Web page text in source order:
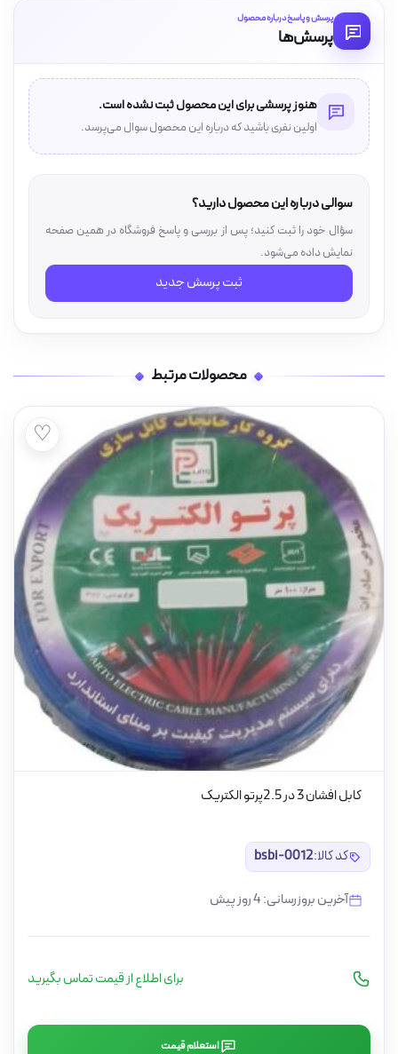
پرسش و پاسخ درباره محصول
پرسش‌ها
هنوز پرسشی برای این محصول ثبت نشده است.
اولین نفری باشید که درباره این محصول سوال می‌پرسد.
سوالی درباره این محصول دارید؟
سؤال خود را ثبت کنید؛ پس از بررسی و پاسخ فروشگاه در همین صفحه
نمایش داده می‌شود.
ثبت پرسش جدید
محصولات مرتبط
♡
کابل افشان 3 در 2.5پرتو الکتریک
کد کالا:bsbi-0012
آخرین بروزرسانی: 4 روز پیش
برای اطلاع از قیمت تماس بگیرید
استعلام قیمت